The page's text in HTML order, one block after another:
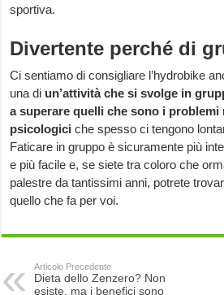
sportiva.
Divertente perché di
Ci sentiamo di consigliare l’hydrobike
una di un’attività che si svolge in
a superare quelli che sono i problemi
psicologici che spesso ci tengono
Faticare in gruppo è sicuramente più
e più facile e, se siete tra coloro che
palestre da tantissimi anni, potrete
quello che fa per voi.
Articolo Precedente
Dieta dello Zenzero? Non
esiste, ma i benefici sono